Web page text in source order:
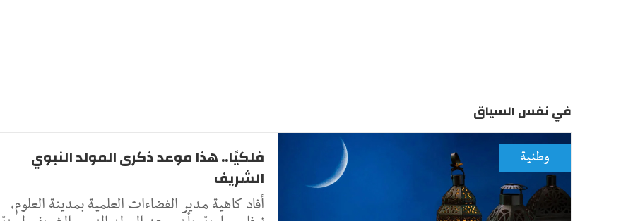
في نفس السياق
وطنية
فلكيًا.. هذا موعد ذكرى المولد النبوي
الشريف
أفاد كاهية مدير الفضاءات العلمية بمدينة العلوم،